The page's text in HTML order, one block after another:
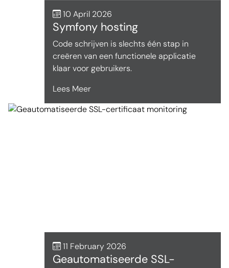
10 April 2026
Symfony hosting
Code schrijven is slechts één stap in
creëren van een functionele applicatie
klaar voor gebruikers.
Lees Meer
11 February 2026
Geautomatiseerde SSL-